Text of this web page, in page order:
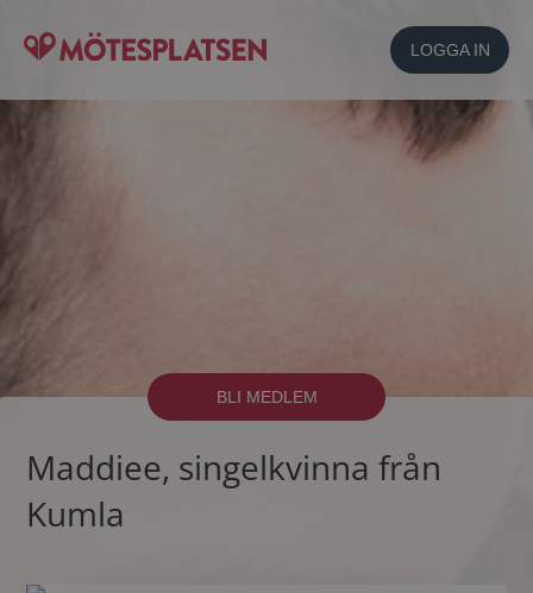
LOGGA IN
BLI MEDLEM
Maddiee, singelkvinna från
Kumla